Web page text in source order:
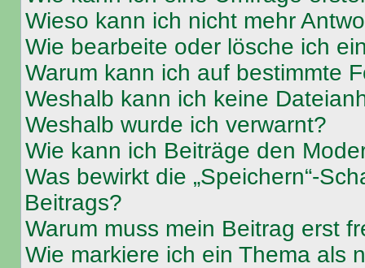
Wieso kann ich nicht mehr
Wie bearbeite oder lösche ich
Warum kann ich auf bestimmte
Weshalb kann ich keine
Weshalb wurde ich verwarnt?
Wie kann ich Beiträge den
Was bewirkt die „Speichern“-
Beitrags?
Warum muss mein Beitrag erst
Wie markiere ich ein Thema als